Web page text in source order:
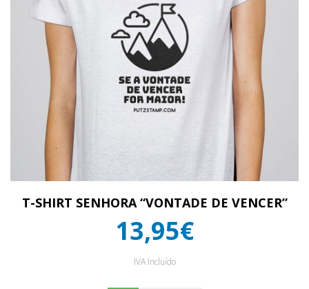
T-SHIRT SENHORA “VONTADE DE VENCER”
13,95€
IVA Incluído